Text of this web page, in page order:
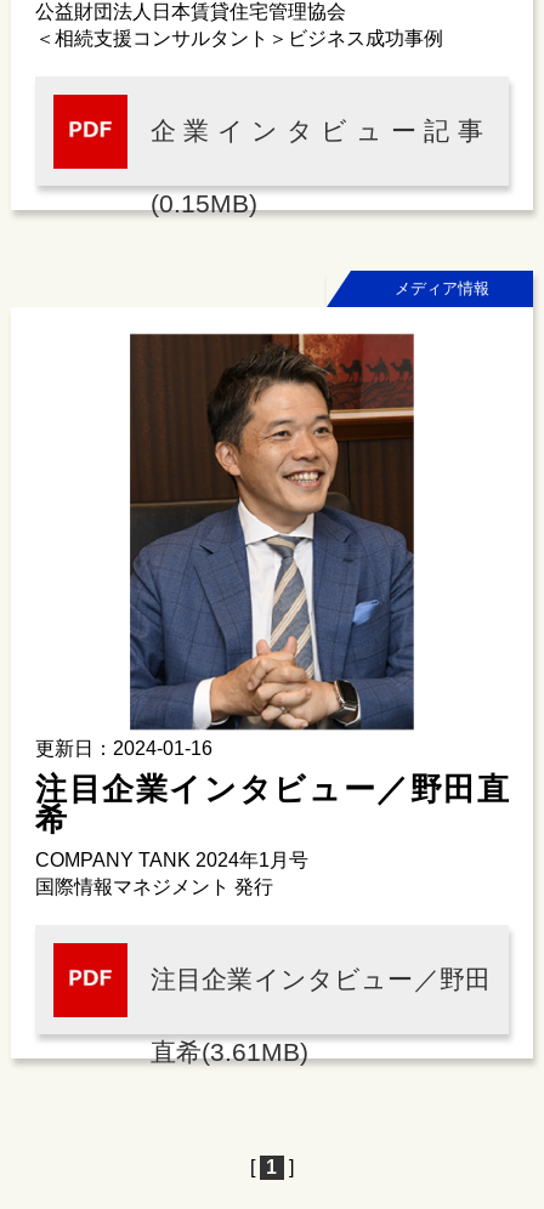
公益財団法人日本賃貸住宅管理協会
＜相続支援コンサルタント＞ビジネス成功事例
企業インタビュー記事
(0.15MB)
メディア情報
更新日：2024-01-16
注目企業インタビュー／野田直
希
COMPANY TANK 2024年1月号
国際情報マネジメント 発行
注目企業インタビュー／野田
直希(3.61MB)
[ 1 ]